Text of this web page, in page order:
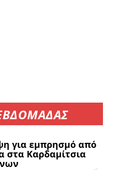
για εμπρησμό από
στα Καρδαμίτσια